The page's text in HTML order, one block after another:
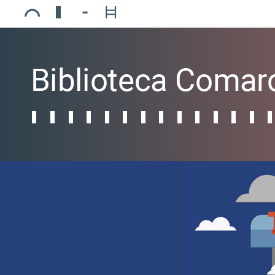
Ajuntament de Mollerussa
Biblioteca Comarcal Jaume Vila
Piscines de Mollerussa